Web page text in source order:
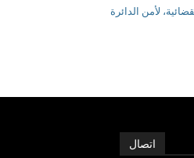
لأمن الدائرة
اتصال